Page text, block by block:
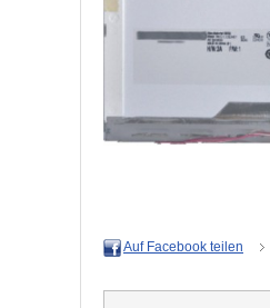
Auf Facebook teilen